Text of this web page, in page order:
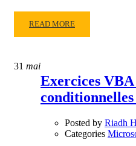
READ
MORE
EXERCICES
VBA
LES
CONDITIONNELLES
READ MORE
31 mai
Exercices
conditionnelles
Posted by Riadh
Categories